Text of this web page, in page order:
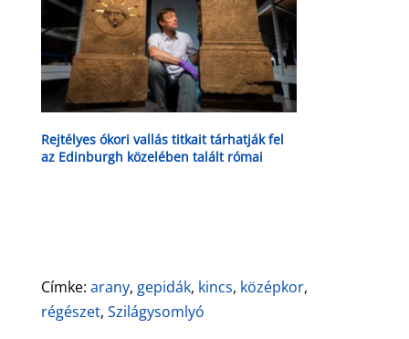
Rejtélyes ókori vallás titkait tárhatják fel
az Edinburgh közelében talált római
Címke: arany, gepidák, kincs, középkor,
régészet, Szilágysomlyó